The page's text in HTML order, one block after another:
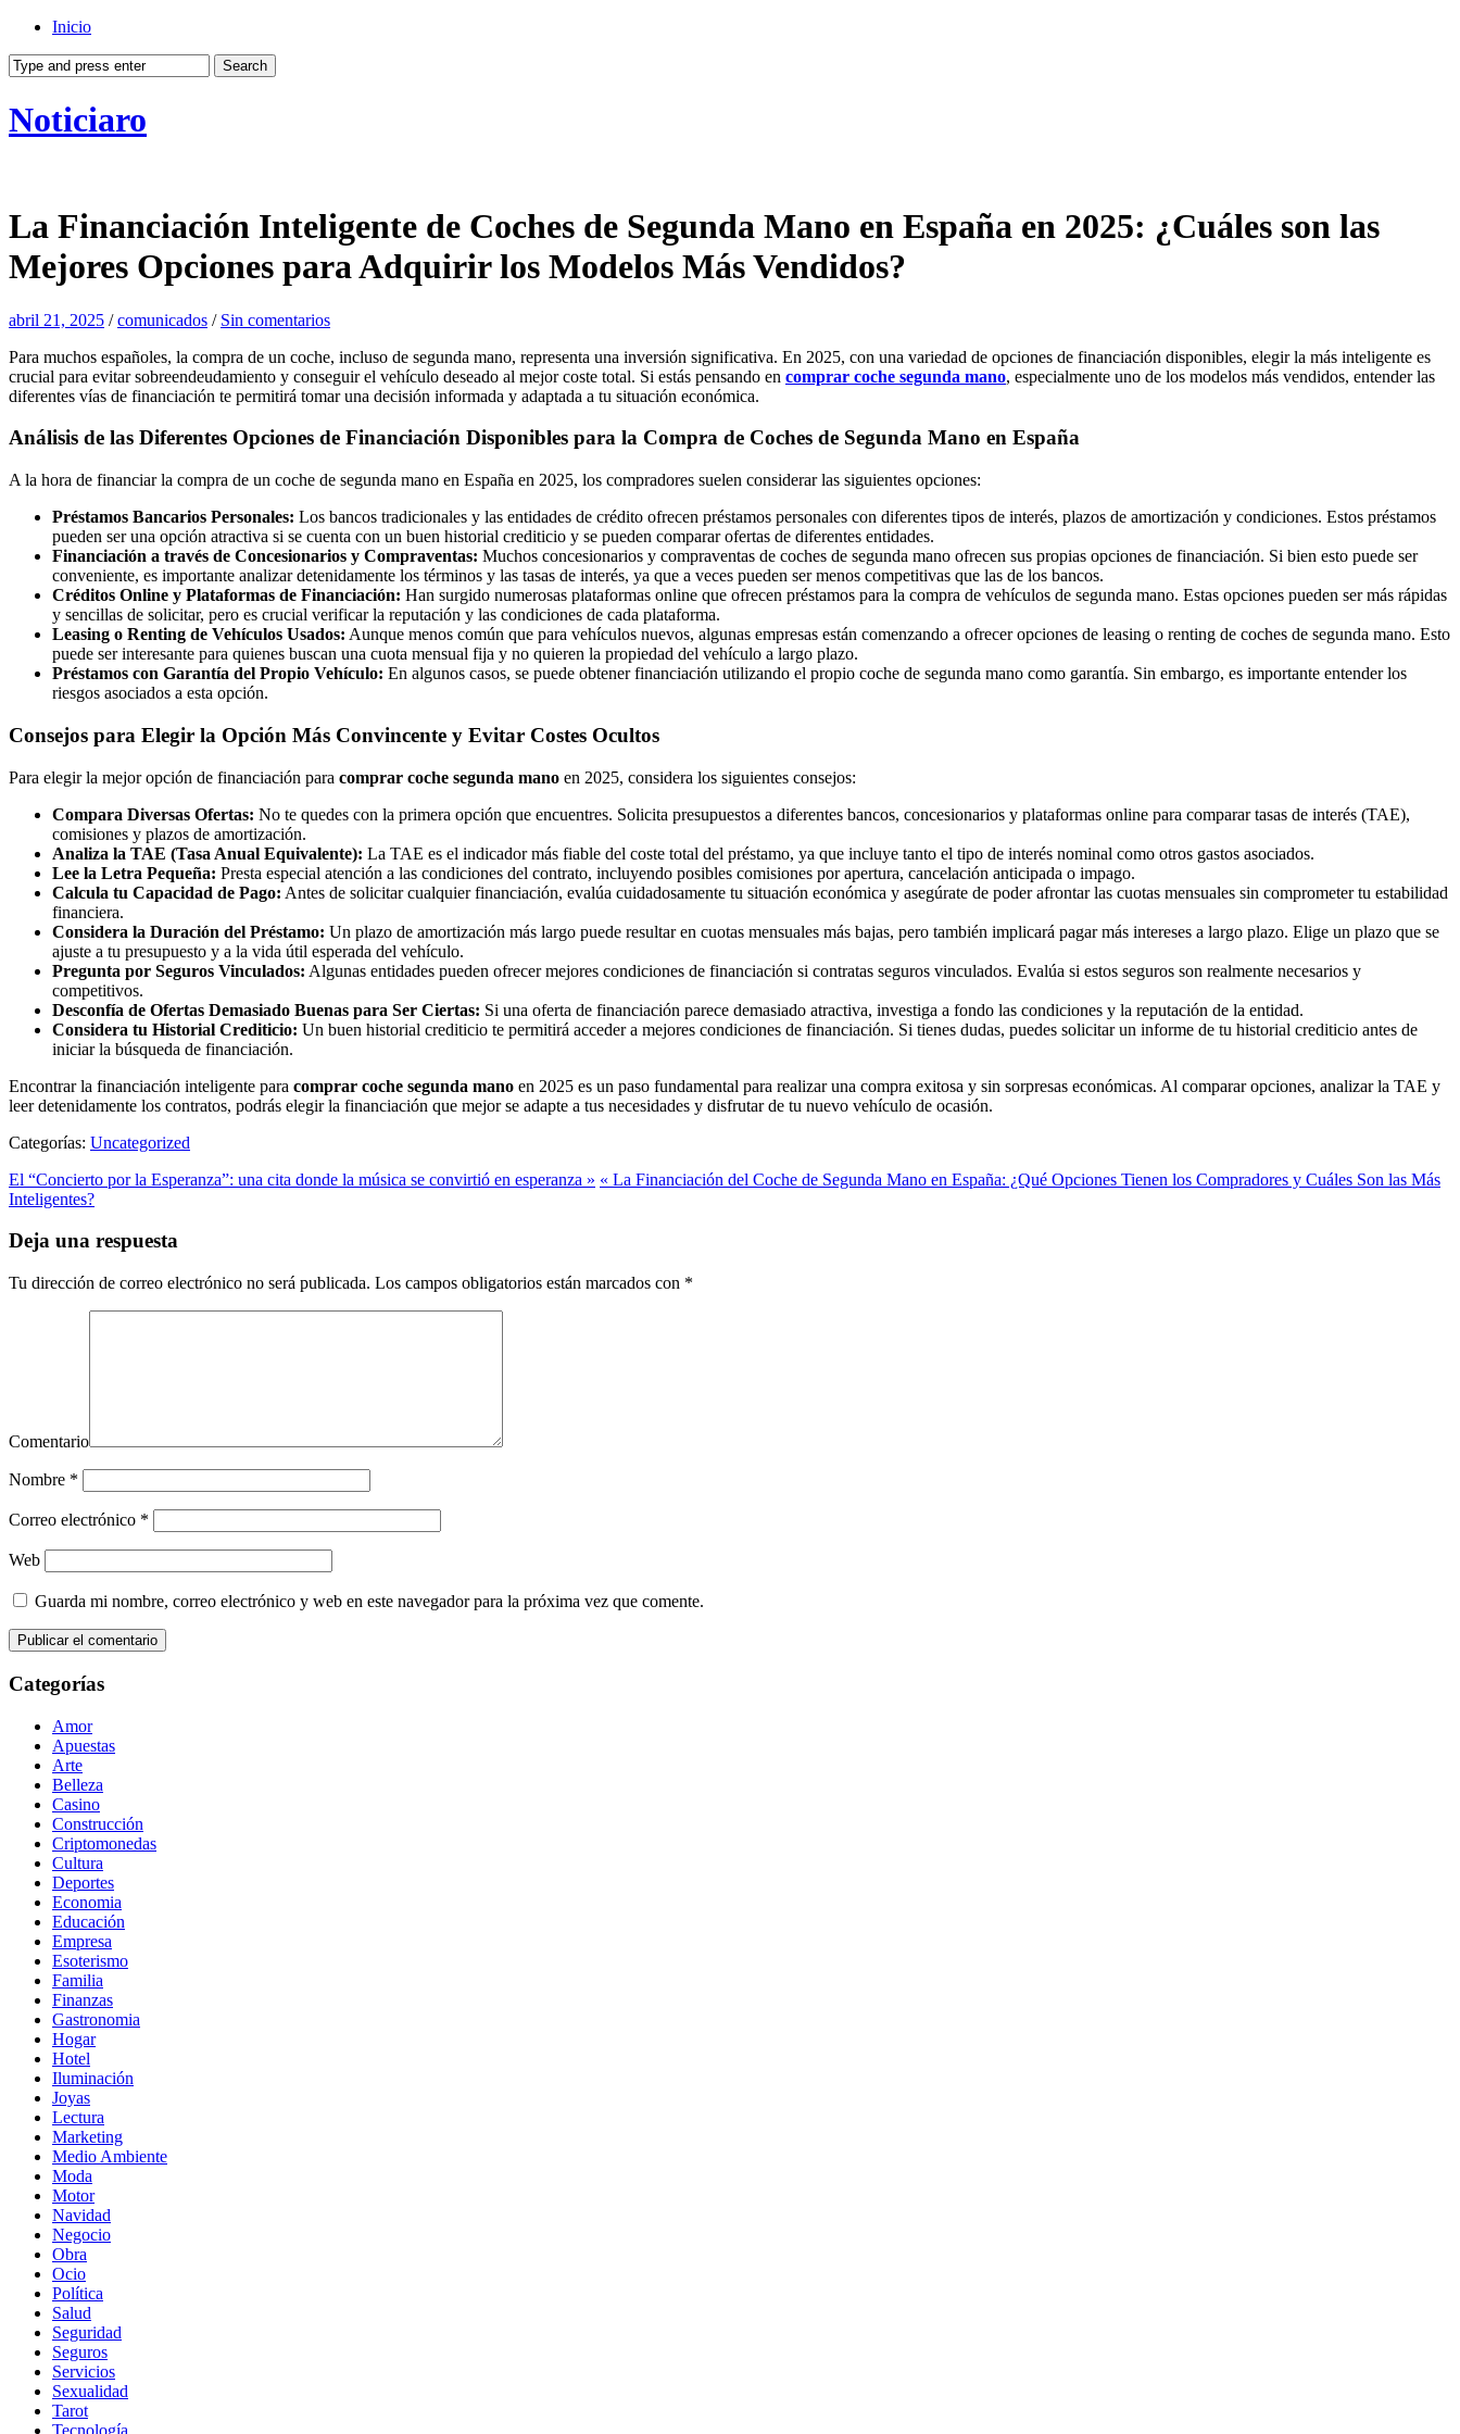
Inicio
Noticiaro
La Financiación Inteligente de Coches de Segunda Mano en España en 2025: ¿Cuáles son las
Mejores Opciones para Adquirir los Modelos Más Vendidos?
abril 21, 2025 /comunicados / Sin comentarios
Para muchos españoles, la compra de un coche, incluso de segunda mano, representa una inversión significativa. En 2025, con una variedad de opciones de financiación disponibles, elegir la más inteligente es
crucial para evitar sobreendeudamiento y conseguir el vehículo deseado al mejor coste total. Si estás pensando en comprar coche segunda mano, especialmente uno de los modelos más vendidos, entender las
diferentes vías de financiación te permitirá tomar una decisión informada y adaptada a tu situación económica.
Análisis de las Diferentes Opciones de Financiación Disponibles para la Compra de Coches de Segunda Mano en España
A la hora de financiar la compra de un coche de segunda mano en España en 2025, los compradores suelen considerar las siguientes opciones:
Préstamos Bancarios Personales: Los bancos tradicionales y las entidades de crédito ofrecen préstamos personales con diferentes tipos de interés, plazos de amortización y condiciones. Estos préstamos
pueden ser una opción atractiva si se cuenta con un buen historial crediticio y se pueden comparar ofertas de diferentes entidades.
Financiación a través de Concesionarios y Compraventas: Muchos concesionarios y compraventas de coches de segunda mano ofrecen sus propias opciones de financiación. Si bien esto puede ser
conveniente, es importante analizar detenidamente los términos y las tasas de interés, ya que a veces pueden ser menos competitivas que las de los bancos.
Créditos Online y Plataformas de Financiación: Han surgido numerosas plataformas online que ofrecen préstamos para la compra de vehículos de segunda mano. Estas opciones pueden ser más rápidas
y sencillas de solicitar, pero es crucial verificar la reputación y las condiciones de cada plataforma.
Leasing o Renting de Vehículos Usados: Aunque menos común que para vehículos nuevos, algunas empresas están comenzando a ofrecer opciones de leasing o renting de coches de segunda mano. Esto
puede ser interesante para quienes buscan una cuota mensual fija y no quieren la propiedad del vehículo a largo plazo.
Préstamos con Garantía del Propio Vehículo: En algunos casos, se puede obtener financiación utilizando el propio coche de segunda mano como garantía. Sin embargo, es importante entender los
riesgos asociados a esta opción.
Consejos para Elegir la Opción Más Convincente y Evitar Costes Ocultos
Para elegir la mejor opción de financiación para comprar coche segunda mano en 2025, considera los siguientes consejos:
Compara Diversas Ofertas: No te quedes con la primera opción que encuentres. Solicita presupuestos a diferentes bancos, concesionarios y plataformas online para comparar tasas de interés (TAE),
comisiones y plazos de amortización.
Analiza la TAE (Tasa Anual Equivalente): La TAE es el indicador más fiable del coste total del préstamo, ya que incluye tanto el tipo de interés nominal como otros gastos asociados.
Lee la Letra Pequeña: Presta especial atención a las condiciones del contrato, incluyendo posibles comisiones por apertura, cancelación anticipada o impago.
Calcula tu Capacidad de Pago: Antes de solicitar cualquier financiación, evalúa cuidadosamente tu situación económica y asegúrate de poder afrontar las cuotas mensuales sin comprometer tu estabilidad
financiera.
Considera la Duración del Préstamo: Un plazo de amortización más largo puede resultar en cuotas mensuales más bajas, pero también implicará pagar más intereses a largo plazo. Elige un plazo que se
ajuste a tu presupuesto y a la vida útil esperada del vehículo.
Pregunta por Seguros Vinculados: Algunas entidades pueden ofrecer mejores condiciones de financiación si contratas seguros vinculados. Evalúa si estos seguros son realmente necesarios y
competitivos.
Desconfía de Ofertas Demasiado Buenas para Ser Ciertas: Si una oferta de financiación parece demasiado atractiva, investiga a fondo las condiciones y la reputación de la entidad.
Considera tu Historial Crediticio: Un buen historial crediticio te permitirá acceder a mejores condiciones de financiación. Si tienes dudas, puedes solicitar un informe de tu historial crediticio antes de
iniciar la búsqueda de financiación.
Encontrar la financiación inteligente para comprar coche segunda mano en 2025 es un paso fundamental para realizar una compra exitosa y sin sorpresas económicas. Al comparar opciones, analizar la TAE y
leer detenidamente los contratos, podrás elegir la financiación que mejor se adapte a tus necesidades y disfrutar de tu nuevo vehículo de ocasión.
Categorías: Uncategorized
El “Concierto por la Esperanza”: una cita donde la música se convirtió en esperanza » « La Financiación del Coche de Segunda Mano en España: ¿Qué Opciones Tienen los Compradores y Cuáles Son las Más
Inteligentes?
Deja una respuesta
Tu dirección de correo electrónico no será publicada. Los campos obligatorios están marcados con *
Comentario
Nombre *
Correo electrónico *
Web
Guarda mi nombre, correo electrónico y web en este navegador para la próxima vez que comente.
Categorías
Amor
Apuestas
Arte
Belleza
Casino
Construcción
Criptomonedas
Cultura
Deportes
Economia
Educación
Empresa
Esoterismo
Familia
Finanzas
Gastronomia
Hogar
Hotel
Iluminación
Joyas
Lectura
Marketing
Medio Ambiente
Moda
Motor
Navidad
Negocio
Obra
Ocio
Política
Salud
Seguridad
Seguros
Servicios
Sexualidad
Tarot
Tecnología